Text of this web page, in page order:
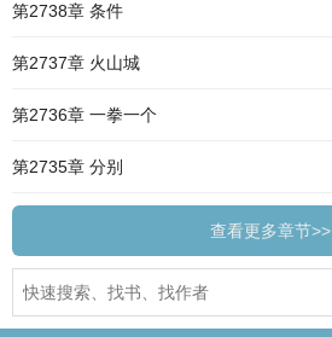
第2738章 条件
第2737章 火山城
第2736章 一拳一个
第2735章 分别
查看更多章节>>